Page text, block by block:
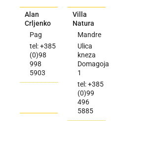
Alan
Crljenko
Pag
tel: +385
(0)98
998
5903
Villa
Natura
Mandre
Ulica
kneza
Domagoja
1
tel: +385
(0)99
496
5885